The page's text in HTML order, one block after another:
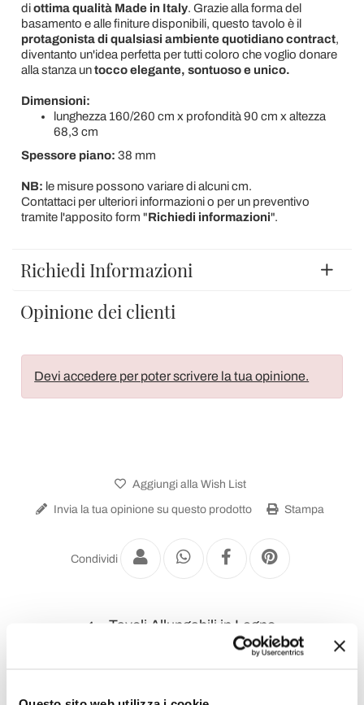
diottima qualità Made in Italy. Grazie alla forma del
basamento e alle finiture disponibili, questo tavolo è il
protagonista di qualsiasi ambiente quotidiano contract,
diventanto un'idea perfetta per tutti coloro che voglio donare
alla stanza untocco elegante, sontuoso e unico.
Dimensioni:
lunghezza 160/260 cm x profondità 90 cm x altezza
68,3 cm
Spessore piano: 38 mm
NB: le misure possono variare di alcuni cm.
Contattaci per ulteriori informazioni o per un preventivo
tramite l'apposito form "Richiedi informazioni".
Richiedi Informazioni
Opinione dei clienti
Devi accedere per poter scrivere la tua opinione.
Aggiungi alla Wish List
Invia la tua opinione su questo prodotto Stampa
Condividi
Tavoli Allungabili in Legno